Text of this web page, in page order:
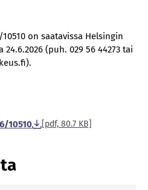
on saatavissa Helsingin
(puh. 029 56 44273 tai
10510 [pdf, 80.7 KB]